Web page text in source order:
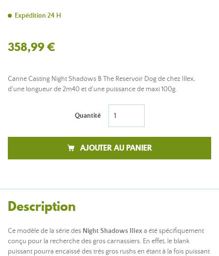
Expédition 24 H
358,99 €
Canne Casting Night Shadows B The Reservoir Dog de chez Illex,
d'une longueur de 2m40 et d'une puissance de maxi 100g.
Quantité
AJOUTER AU PANIER
Description
Ce modèle de la série des Night Shadows Illexa été spécifiquement
conçu pour la recherche des gros carnassiers. En effet, le blank
puissant pourra encaissé des très gros rushs en étant à la fois puissant